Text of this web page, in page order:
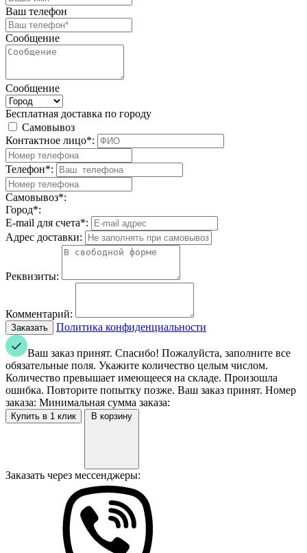
Ваш телефон
Сообщение
Сообщение
Бесплатная доставка по городу
Самовывоз
Контактное лицо*:
Телефон*:
Самовывоз*:
Город*:
E-mail для счета*:
Адрес доставки:
Реквизиты:
Комментарий:
Политика конфиденциальности
Ваш заказ принят. Спасибо! Пожалуйста, заполните все
обязательные поля. Укажите количество целым числом.
Количество превышает имеющееся на складе. Произошла
ошибка. Повторите попытку позже. Ваш заказ принят. Номер
заказа: Минимальная сумма заказа:
В корзину
Заказать через мессенджеры: